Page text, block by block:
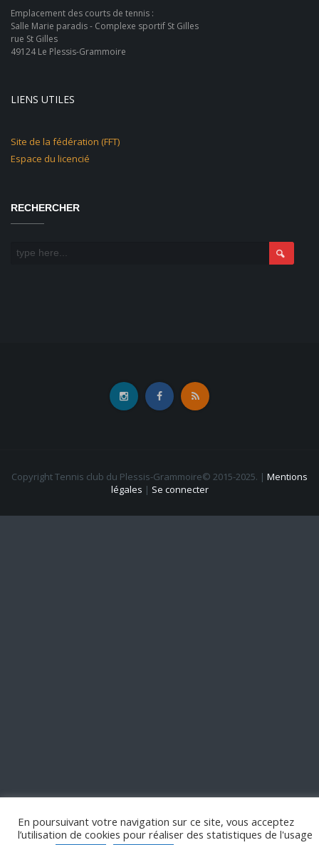
Emplacement des courts de tennis :
Salle Marie paradis - Complexe sportif St Gilles
rue St Gilles
49124 Le Plessis-Grammoire
LIENS UTILES
Site de la fédération (FFT)
Espace du licencié
RECHERCHER
Copyright Tennis club du Plessis-Grammoire© 2015-2025. | Mentions
légales | Se connecter
En poursuivant votre navigation sur ce site, vous acceptez
l’utilisation de cookies pour réaliser des statistiques de l'usage